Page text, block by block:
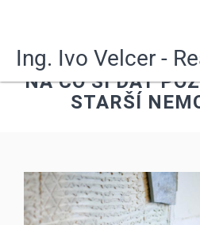
Ing. Ivo Velcer -
NA CO SI DÁT
STARŠÍ